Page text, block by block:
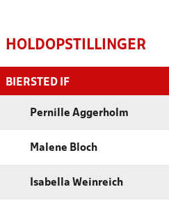
HOLDOPSTILLINGER
BIERSTED IF
Pernille Aggerholm
Malene Bloch
Isabella Weinreich